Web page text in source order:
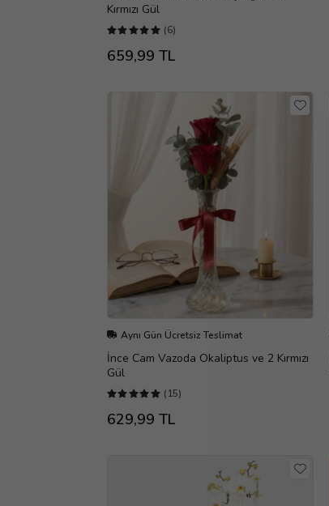
Kırmızı Gül
(6)
659,99 TL
Aynı Gün Ücretsiz Teslimat
İnce Cam Vazoda Okaliptus ve 2 Kırmızı
Gül
(15)
629,99 TL